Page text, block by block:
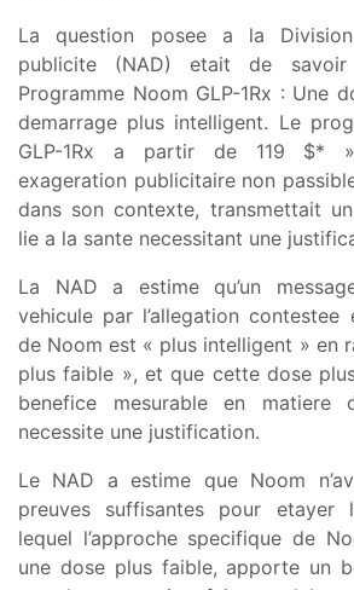
La question posee a la
publicite (NAD) etait de savoir
Programme Noom GLP-1Rx : Une
demarrage plus intelligent. Le
GLP-1Rx a partir de 119 $*
exageration publicitaire non
dans son contexte, transmettait
lie a la sante necessitant une
La NAD a estime qu’un
vehicule par l’allegation
de Noom est « plus intelligent » en
plus faible », et que cette dose
benefice mesurable en
necessite une justification.
Le NAD a estime que Noom
preuves suffisantes pour etayer
lequel l’approche specifique de
une dose plus faible, apporte un